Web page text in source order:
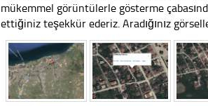
mükemmel görüntülerle gösterme
ettiğiniz teşekkür ederiz. Aradığınız